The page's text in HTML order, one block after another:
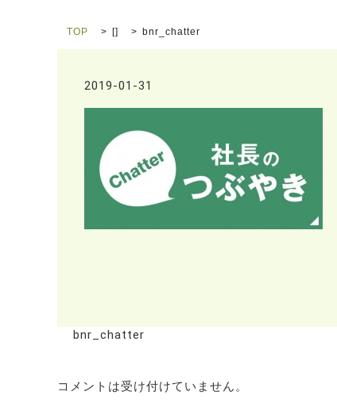
TOP [] bnr_chatter
2019-01-31
bnr_chatter
コメントは受け付けていません。